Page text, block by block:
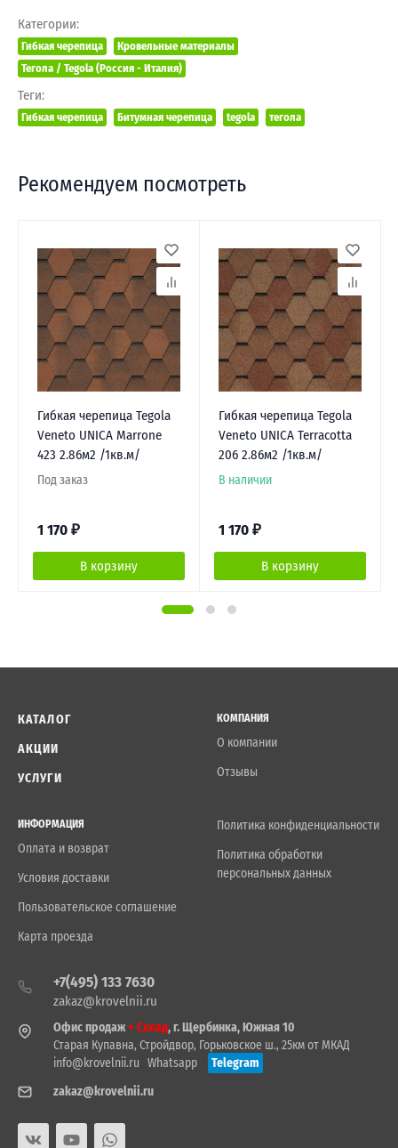
Категории:
Гибкая черепица
Кровельные материалы
Тегола / Tegola (Россия - Италия)
Теги:
Гибкая черепица Битумная черепица tegola тегола
Рекомендуем посмотреть
Гибкая черепица Tegola
Veneto UNICA Marrone
423 2.86м2 /1кв.м/
Под заказ
1 170 ₽
В корзину
Гибкая черепица Tegola
Veneto UNICA Terracotta
206 2.86м2 /1кв.м/
В наличии
1 170 ₽
В корзину
КАТАЛОГ
АКЦИИ
УСЛУГИ
КОМПАНИЯ
О компании
Отзывы
ИНФОРМАЦИЯ
Оплата и возврат
Условия доставки
Пользовательское соглашение
Карта проезда
Политика конфиденциальности
Политика обработки
персональных данных
+7(495) 133 7630
zakaz@krovelnii.ru
Офис продаж+ Склад, г. Щербинка, Южная 10
Старая Купавна, Стройдвор, Горьковское ш., 25км от МКАД
info@krovelnii.ru Whatsapp
Telegram
zakaz@krovelnii.ru